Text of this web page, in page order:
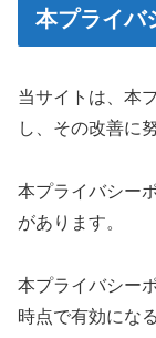
本プライバ
当サイトは、本
し、その改善に
本プライバシー
があります。
本プライバシー
時点で有効にな